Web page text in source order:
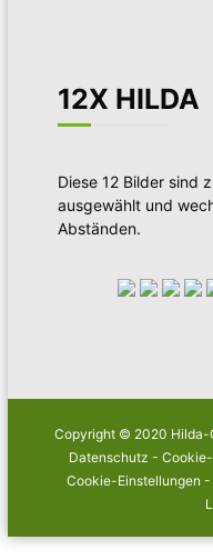
12X HILDA
Diese 12 Bilder sind
ausgewählt und
Abständen.
Copyright © 2020 Hilda-
Datenschutz -
Cookie-Einstellungen -